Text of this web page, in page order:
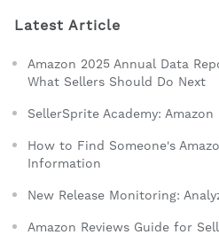
Latest Article
Amazon 2025 Annual Data
What Sellers Should Do Next
SellerSprite Academy:
How to Find Someone's
Information
New Release Monitoring:
Amazon Reviews Guide for